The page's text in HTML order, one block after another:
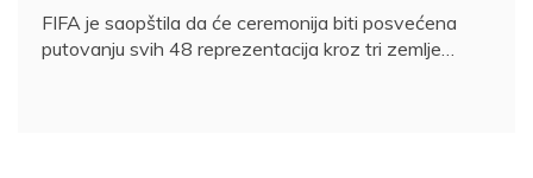
FIFA je saopštila da će ceremonija biti posvećena
putovanju svih 48 reprezentacija kroz tri zemlje…